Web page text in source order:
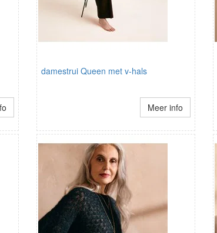
damestrui Queen met v-hals
Meer info